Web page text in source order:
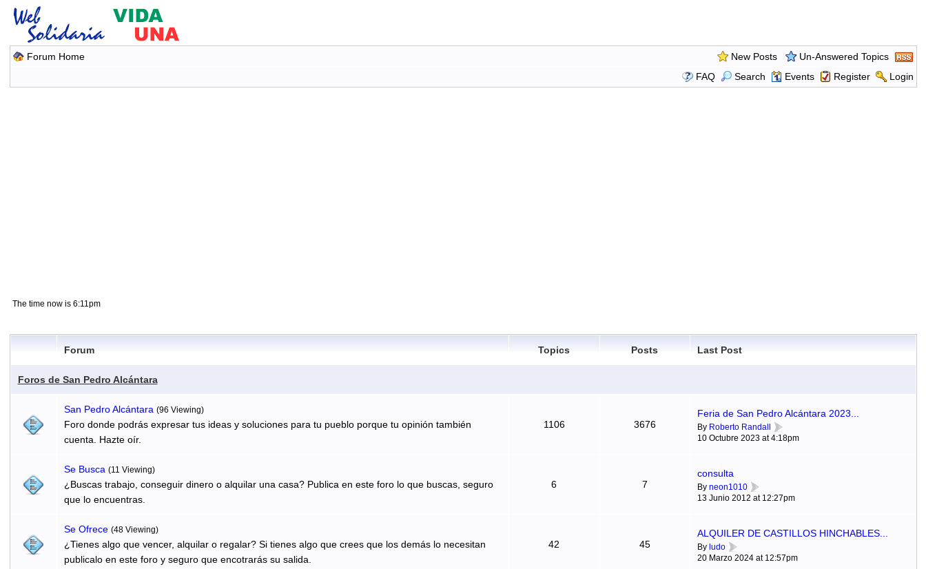
Forum Home New Posts
Un-Answered Topics
FAQ
Search Events Register Login
The time now is 6:11pm
Forum Topics Posts Last Post
Foros de San Pedro Alcántara
San Pedro Alcántara (96 Viewing)
Foro donde podrás expresar tus ideas y soluciones para tu pueblo porque tu opinión también
cuenta. Hazte oír.
1106 3676
Feria de San Pedro Alcántara 2023...
By Roberto Randall
10 Octubre 2023 at 4:18pm
Se Busca (11 Viewing)
¿Buscas trabajo, conseguir dinero o alquilar una casa? Publica en este foro lo que buscas, seguro
que lo encuentras.
6 7
consulta
By neon1010
13 Junio 2012 at 12:27pm
Se Ofrece (48 Viewing)
¿Tienes algo que vencer, alquilar o regalar? Si tienes algo que crees que los demás lo necesitan
publicalo en este foro y seguro que encotrarás su salida.
42 45
ALQUILER DE CASTILLOS HINCHABLES...
By ludo
20 Marzo 2024 at 12:57pm